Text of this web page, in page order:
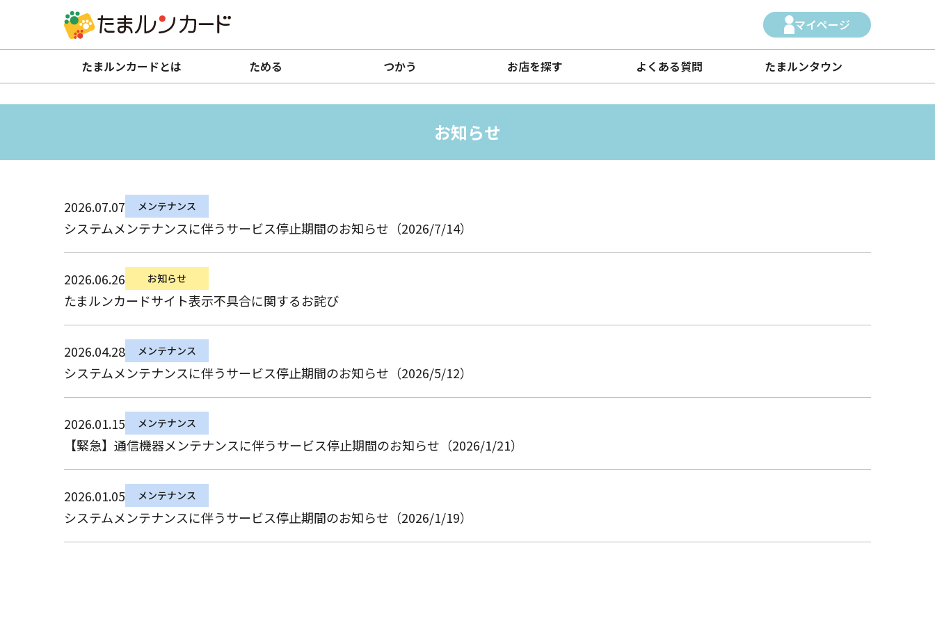
マイページ
たまルンカードとは ためる つかう お店を探す よくある質問 たまルンタウン
お知らせ
2026.07.07 メンテナンス
システムメンテナンスに伴うサービス停止期間のお知らせ（2026/7/14）
2026.06.26 お知らせ
たまルンカードサイト表示不具合に関するお詫び
2026.04.28 メンテナンス
システムメンテナンスに伴うサービス停止期間のお知らせ（2026/5/12）
2026.01.15 メンテナンス
【緊急】通信機器メンテナンスに伴うサービス停止期間のお知らせ（2026/1/21）
2026.01.05 メンテナンス
システムメンテナンスに伴うサービス停止期間のお知らせ（2026/1/19）